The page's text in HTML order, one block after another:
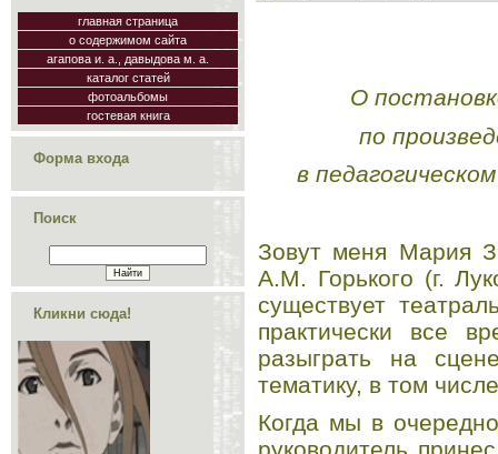
главная страница
о содержимом сайта
агапова и. а., давыдова м. а.
каталог статей
фотоальбомы
гостевая книга
Форма входа
Поиск
Кликни сюда!
О
по
в
Зовут меня Мария
А.М. Горького (г.
существует
практически все
разыграть на
тематику, в том
Когда мы в